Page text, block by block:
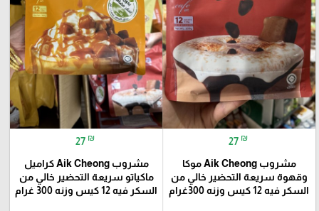
27 ₪
مشروب Aik Cheong موكا
وقهوة سريعة التحضير خالي من
السكر فيه 12 كيس وزنه 300غرام
27 ₪
مشروب Aik Cheong كراميل
ماكياتو سريعة التحضير خالي من
السكر فيه 12 كيس وزنه 300 غرام